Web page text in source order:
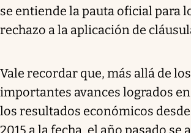
se entiende la pauta oficial para
rechazo a la aplicación de
Vale recordar que, más allá de
importantes avances logrados
los resultados económicos
2015 a la fecha, el año pasado se